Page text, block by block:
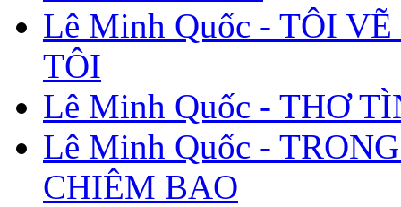
Lê Minh Quốc - TÔI
TÔI
Lê Minh Quốc - THƠ
Lê Minh Quốc -
CHIÊM BAO